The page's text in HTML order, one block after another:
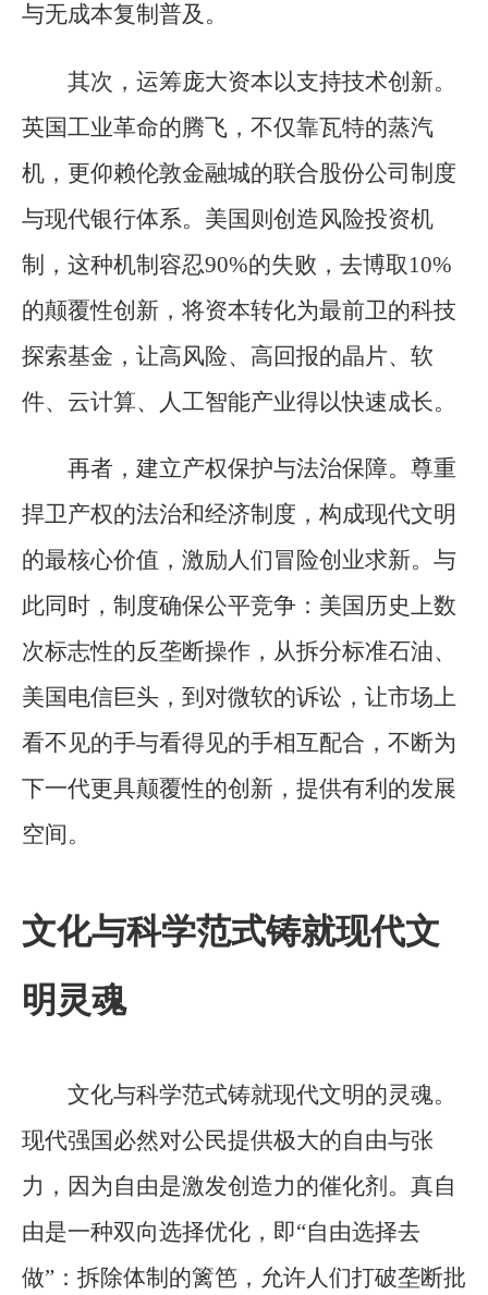
与无成本复制普及。
其次，运筹庞大资本以支持技术创新。
英国工业革命的腾飞，不仅靠瓦特的蒸汽
机，更仰赖伦敦金融城的联合股份公司制度
与现代银行体系。美国则创造风险投资机
制，这种机制容忍90%的失败，去博取10%
的颠覆性创新，将资本转化为最前卫的科技
探索基金，让高风险、高回报的晶片、软
件、云计算、人工智能产业得以快速成长。
再者，建立产权保护与法治保障。尊重
捍卫产权的法治和经济制度，构成现代文明
的最核心价值，激励人们冒险创业求新。与
此同时，制度确保公平竞争：美国历史上数
次标志性的反垄断操作，从拆分标准石油、
美国电信巨头，到对微软的诉讼，让市场上
看不见的手与看得见的手相互配合，不断为
下一代更具颠覆性的创新，提供有利的发展
空间。
文化与科学范式铸就现代文
明灵魂
文化与科学范式铸就现代文明的灵魂。
现代强国必然对公民提供极大的自由与张
力，因为自由是激发创造力的催化剂。真自
由是一种双向选择优化，即“自由选择去
做”：拆除体制的篱笆，允许人们打破垄断批